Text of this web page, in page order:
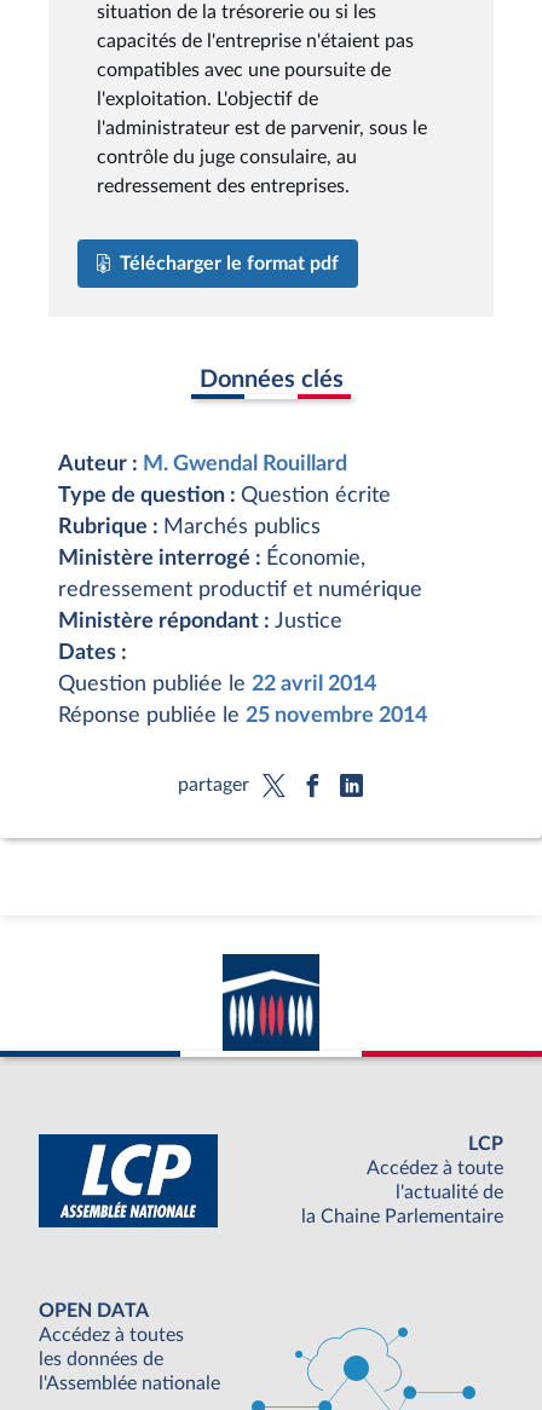
situation de la trésorerie ou si les
capacités de l'entreprise n'étaient pas
compatibles avec une poursuite de
l'exploitation. L'objectif de
l'administrateur est de parvenir, sous le
contrôle du juge consulaire, au
redressement des entreprises.
Télécharger le format pdf
Données clés
Auteur : M. Gwendal Rouillard
Type de question : Question écrite
Rubrique : Marchés publics
Ministère interrogé : Économie,
redressement productif et numérique
Ministère répondant : Justice
Dates :
Question publiée le 22 avril 2014
Réponse publiée le 25 novembre 2014
partager
LCP
Accédez à toute
l'actualité de
la Chaine Parlementaire
OPEN DATA
Accédez à toutes
les données de
l'Assemblée nationale